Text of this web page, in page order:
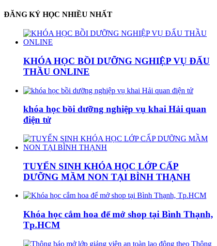
ĐĂNG KÝ HỌC NHIỀU NHẤT
KHÓA HỌC BỒI DƯỠNG NGHIỆP VỤ ĐẤU
THẦU ONLINE
khóa học bồi dưỡng nghiệp vụ khai Hải quan
điện tử
TUYỂN SINH KHÓA HỌC LỚP CẤP
DƯỠNG MẦM NON TẠI BÌNH THẠNH
Khóa học cắm hoa để mở shop tại Bình Thạnh,
Tp.HCM